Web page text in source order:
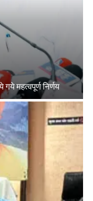
महत्वपूर्ण निर्णय